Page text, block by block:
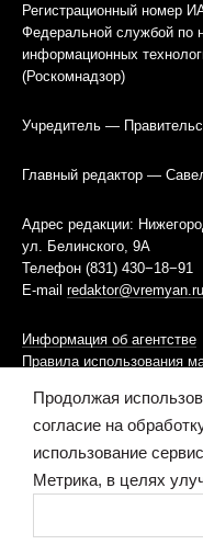
Регистрационный номер
Федеральной службой по
информационных
(Роскомнадзор)
Учредитель —
Главный редактор —
Адрес редакции:
ул. Белинского, 9А
Телефон (831) 430−18−91
E-mail redaktor@vremyan.ru
Информация об агентстве
Правила использования
Информационная
Ресурс содержит
Продолжая
согласие на
использование
Метрика, в целях